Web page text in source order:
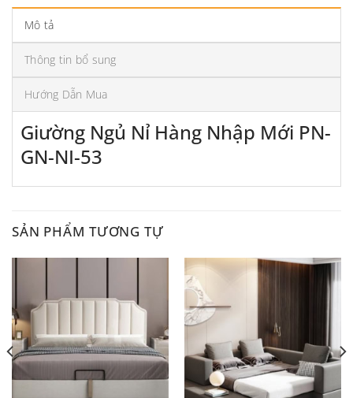
Mô tả
Thông tin bổ sung
Hướng Dẫn Mua
Giường Ngủ Nỉ Hàng Nhập Mới PN-
GN-NI-53
SẢN PHẨM TƯƠNG TỰ